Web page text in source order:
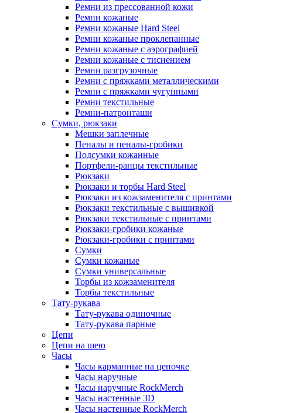
Ремни из прессованной кожи
Ремни кожаные
Ремни кожаные Hard Steel
Ремни кожаные проклепанные
Ремни кожаные с аэрографией
Ремни кожаные с тиснением
Ремни разгрузочные
Ремни с пряжками металлическими
Ремни с пряжками чугунными
Ремни текстильные
Ремни-патронташи
Сумки, рюкзаки
Мешки заплечные
Пеналы и пеналы-гробики
Подсумки кожанные
Портфели-ранцы текстильные
Рюкзаки
Рюкзаки и торбы Hard Steel
Рюкзаки из кожзаменителя с принтами
Рюкзаки текстильные с вышивкой
Рюкзаки текстильные с принтами
Рюкзаки-гробики кожаные
Рюкзаки-гробики с принтами
Сумки
Сумки кожаные
Сумки универсальные
Торбы из кожзаменителя
Торбы текстильные
Тату-рукава
Тату-рукава одиночные
Тату-рукава парные
Цепи
Цепи на шею
Часы
Часы карманные на цепочке
Часы наручные
Часы наручные RockMerch
Часы настенные 3D
Часы настенные RockMerch